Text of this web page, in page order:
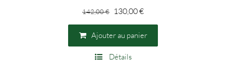
142,00€
Le
prix
initial
était :
142,00 €.
130,00€Le
prix
actuel
est :
Ajouter au panier
Détails